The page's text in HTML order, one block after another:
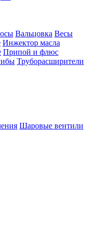
Вальцовка Весы
Инжектор масла
Припой и флюс
Труборасширители
Шаровые вентили